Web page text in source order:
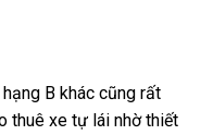
B khác cũng rất
thuê xe tự lái nhờ thiết